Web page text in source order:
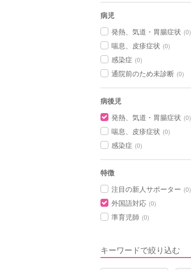
病児
発熱、気道・胃腸症状 (0)
喘息、皮疹症状 (0)
感染症 (0)
通院前のため未診断 (0)
病後児
発熱、気道・胃腸症状 (0)
喘息、皮疹症状 (0)
感染症 (0)
特徴
注目の新人サポーター (0)
外国語対応 (0)
準育児師 (0)
キーワードで絞り込む